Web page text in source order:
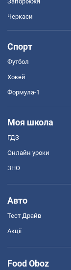
Черкаси
Спорт
Футбол
Хокей
Формула-1
Моя школа
ГДЗ
Онлайн уроки
ЗНО
Авто
Тест Драйв
Акції
Food Oboz